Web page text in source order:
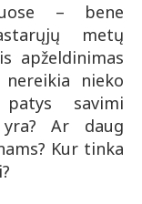
– bene
metų
apželdinimas
nieko
savimi
Ar daug
Kur tinka